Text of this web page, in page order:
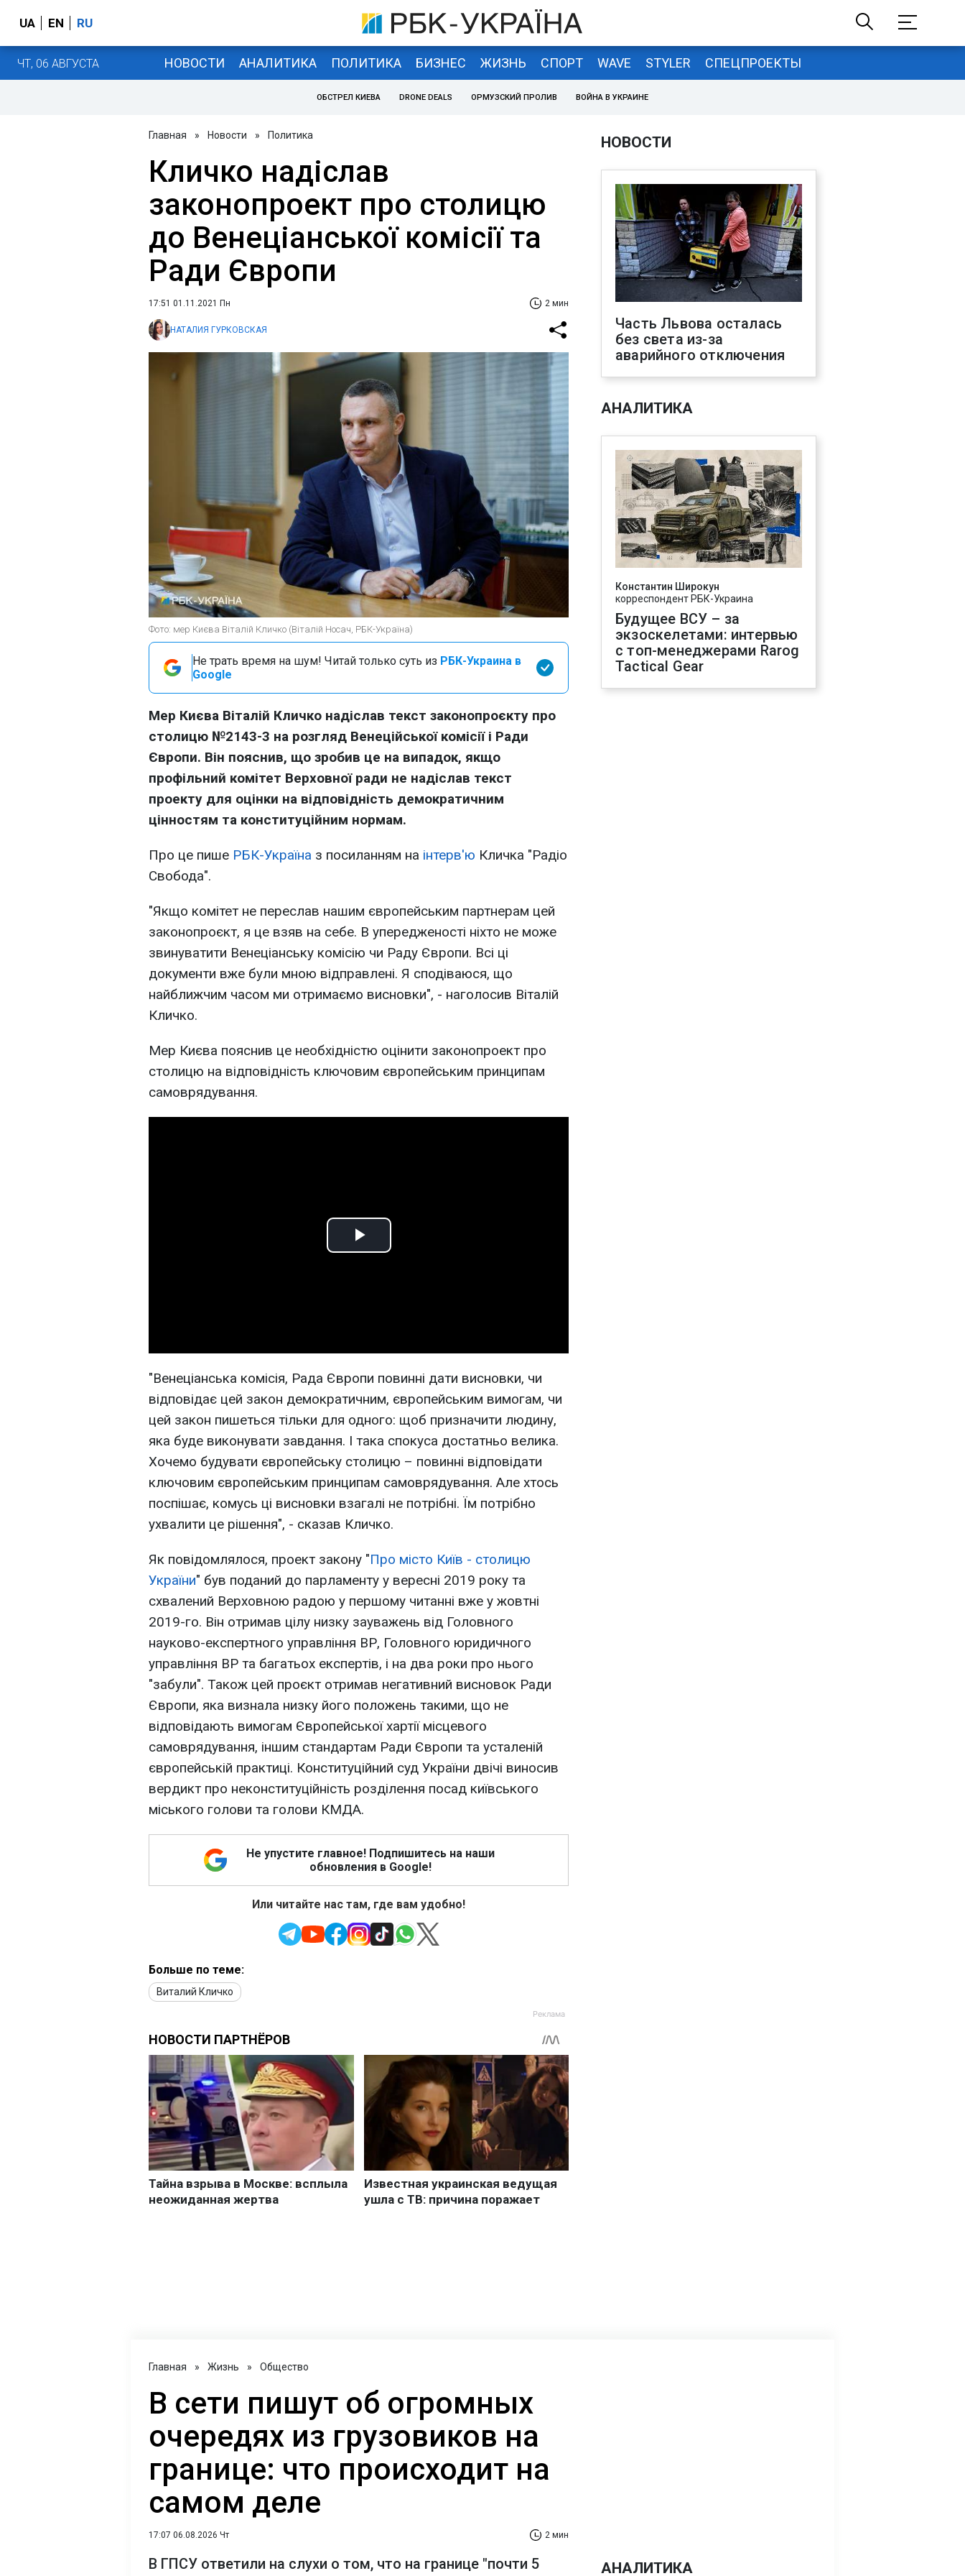
UA EN RU
ЧТ, 06 АВГУСТА НОВОСТИ АНАЛИТИКА ПОЛИТИКА БИЗНЕС ЖИЗНЬ СПОРТ WAVE STYLER СПЕЦПРОЕКТЫ
ОБСТРЕЛ КИЕВА DRONE DEALS ОРМУЗСКИЙ ПРОЛИВ ВОЙНА В УКРАИНЕ
Главная » Новости » Политика
Кличко надіслав
законопроект про столицю
до Венеціанської комісії та
Ради Європи
17:51 01.11.2021 Пн 2 мин
НАТАЛИЯ ГУРКОВСКАЯ
Фото: мер Києва Віталій Кличко (Віталій Носач, РБК-Україна)
Не трать время на шум! Читай только суть из РБК-Украина в
Google
Мер Києва Віталій Кличко надіслав текст законопроєкту про
столицю №2143-3 на розгляд Венеційської комісії і Ради
Європи. Він пояснив, що зробив це на випадок, якщо
профільний комітет Верховної ради не надіслав текст
проекту для оцінки на відповідність демократичним
цінностям та конституційним нормам.
Про це пише РБК-Україна з посиланням на інтерв'ю Кличка "Радіо
Свобода".
"Якщо комітет не переслав нашим європейським партнерам цей
законопроєкт, я це взяв на себе. В упередженості ніхто не може
звинуватити Венеціанську комісію чи Раду Європи. Всі ці
документи вже були мною відправлені. Я сподіваюся, що
найближчим часом ми отримаємо висновки", - наголосив Віталій
Кличко.
Мер Києва пояснив це необхідністю оцінити законопроект про
столицю на відповідність ключовим європейським принципам
самоврядування.
Play
"Венеціанська комісія, Рада Європи повинні дати висновки, чи
відповідає цей закон демократичним, європейським вимогам, чи
цей закон пишеться тільки для одного: щоб призначити людину,
яка буде виконувати завдання. І така спокуса достатньо велика.
Хочемо будувати європейську столицю – повинні відповідати
ключовим європейським принципам самоврядування. Але хтось
поспішає, комусь ці висновки взагалі не потрібні. Їм потрібно
ухвалити це рішення", - сказав Кличко.
Як повідомлялося, проект закону "Про місто Київ - столицю
України" був поданий до парламенту у вересні 2019 року та
схвалений Верховною радою у першому читанні вже у жовтні
2019-го. Він отримав цілу низку зауважень від Головного
науково-експертного управління ВР, Головного юридичного
управління ВР та багатьох експертів, і на два роки про нього
"забули". Також цей проєкт отримав негативний висновок Ради
Європи, яка визнала низку його положень такими, що не
відповідають вимогам Європейської хартії місцевого
самоврядування, іншим стандартам Ради Європи та усталеній
європейській практиці. Конституційний суд України двічі виносив
вердикт про неконституційність розділення посад київського
міського голови та голови КМДА.
Не упустите главное! Подпишитесь на наши
обновления в Google!
Или читайте нас там, где вам удобно!
Больше по теме:
Виталий Кличко
НОВОСТИ
Часть Львова осталась
без света из-за
аварийного отключения
АНАЛИТИКА
Константин Широкун
корреспондент РБК-Украина
Будущее ВСУ – за
экзоскелетами: интервью
с топ-менеджерами Rarog
Tactical Gear
Главная » Жизнь » Общество
В сети пишут об огромных
очередях из грузовиков на
границе: что происходит на
самом деле
17:07 06.08.2026 Чт 2 мин
В ГПСУ ответили на слухи о том, что на границе "почти 5
АНАЛИТИКА